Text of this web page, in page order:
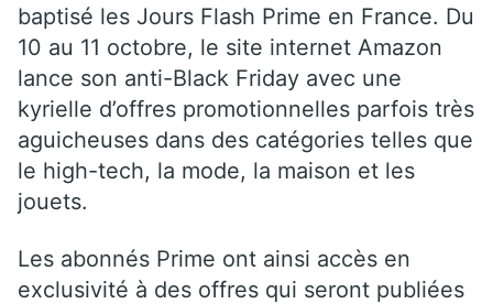
baptisé les Jours Flash Prime en France. Du
10 au 11 octobre, le site internet Amazon
lance son anti-Black Friday avec une
kyrielle d’offres promotionnelles parfois très
aguicheuses dans des catégories telles que
le high-tech, la mode, la maison et les
jouets.
Les abonnés Prime ont ainsi accès en
exclusivité à des offres qui seront publiées